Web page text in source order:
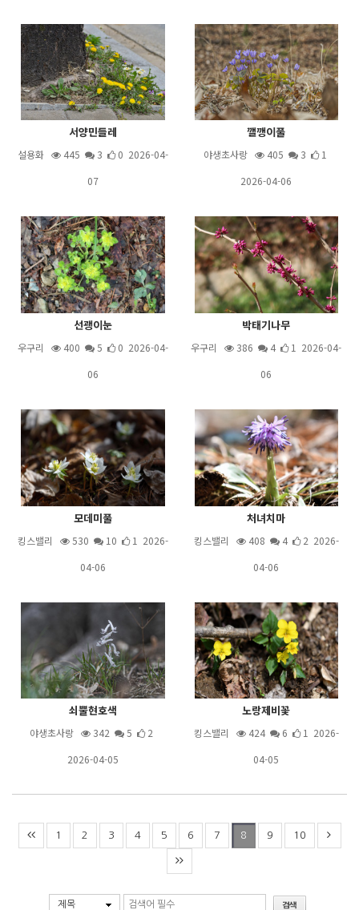
서양민들레
설용화 445 3
0 2026-04-
07
깰깽이풀
야생초사랑 405 3
1
2026-04-06
선괭이눈
우구리 400 5
0 2026-04-
06
박태기나무
우구리 386 4
1 2026-04-
06
모데미풀
킹스밸리 530 10
1 2026-
04-06
처녀치마
킹스밸리 408 4
2 2026-
04-06
쇠뿔현호색
야생초사랑 342 5
2
2026-04-05
노랑제비꽃
킹스밸리 424 6
1 2026-
04-05
1 2 3 4 5 6 7 8 9 10
제목